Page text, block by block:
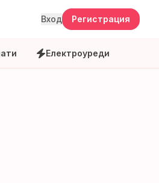
Вход Регистрация
Електроуреди